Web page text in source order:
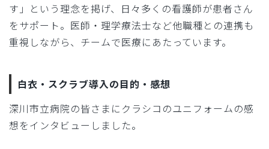
す」という理念を掲げ、日々多くの看護師が患者さん
をサポート。医師・理学療法士など他職種との連携も
重視しながら、チームで医療にあたっています。
白衣・スクラブ導入の目的・感想
深川市立病院の皆さまにクラシコのユニフォームの感
想をインタビューしました。